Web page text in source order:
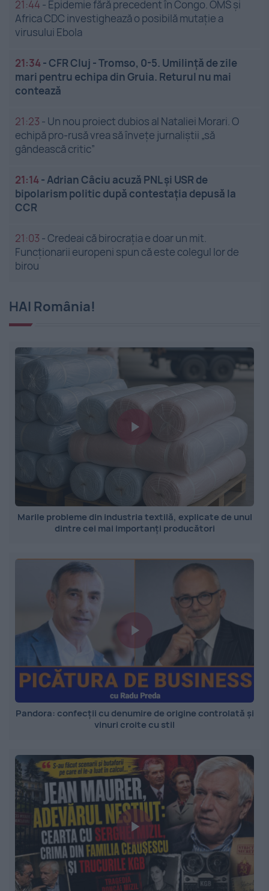
21:44 - Epidemie fără precedent în Congo. OMS și
Africa CDC investighează o posibilă mutație a
virusului Ebola
21:34-CFR Cluj - Tromso, 0-5. Umilință de zile
mari pentru echipa din Gruia. Returul nu mai
contează
21:23 - Un nou proiect dubios al Nataliei Morari. O
echipă pro-rusă vrea să înveţe jurnaliştii „să
gândească critic”
21:14-Adrian Câciu acuză PNL și USR de
bipolarism politic după contestația depusă la
CCR
21:03 -Credeai că birocrația e doar un mit.
Funcționarii europeni spun că este colegul lor de
birou
HAI România!
Marile probleme din industria textilă, explicate de unul
dintre cei mai importanți producători
Pandora: confecții cu denumire de origine controlată și
vinuri croite cu stil